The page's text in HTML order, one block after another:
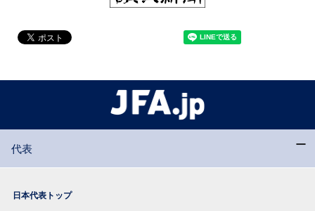
代表
日本代表トップ